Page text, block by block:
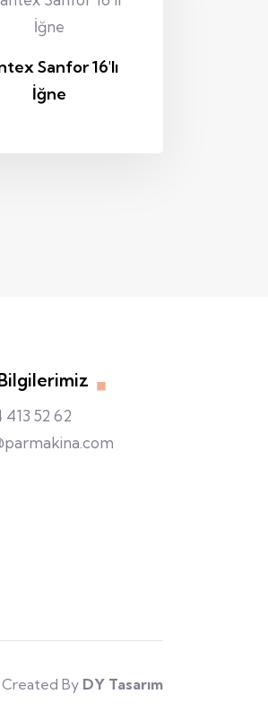
Sanfor 16'lı
İğne
413 52 62
Created By DY Tasarım